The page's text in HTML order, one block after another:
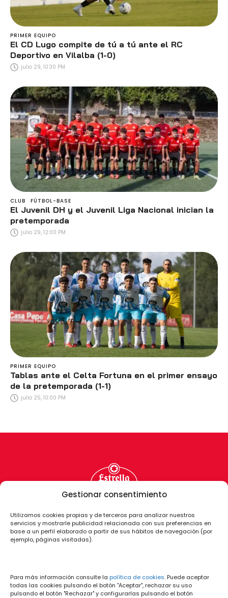
Gestionar consentimiento
Utilizamos cookies propias y de terceros para analizar nuestros
servicios y mostrarle publicidad relacionada con sus preferencias en
base a un perfil elaborado a partir de sus hábitos de navegación (por
ejemplo, páginas visitadas).
Para más información consulte la política de cookies. Puede aceptar
todas las cookies pulsando el botón "Aceptar", rechazar su uso
pulsando el botón "Rechazar" y configurarlas pulsando el botón
PRIMER EQUIPO
El CD Lugo compite de tú a tú ante el RC
Deportivo en Vilalba (1-0)
julio 29, 10:30 PM
CLUB FÚTBOL-BASE
El Juvenil DH y el Juvenil Liga Nacional inician la
pretemporada
julio 29, 12:00 PM
PRIMER EQUIPO
Tablas ante el Celta Fortuna en el primer ensayo
de la pretemporada (1-1)
julio 25, 10:00 PM